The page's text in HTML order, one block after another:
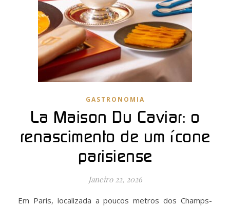
GASTRONOMIA
La Maison Du Caviar: o
renascimento de um ícone
parisiense
Janeiro 22, 2026
Em Paris, localizada a poucos metros dos Champs-